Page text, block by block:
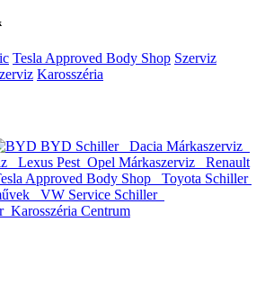
Tesla Approved Body Shop Szerviz
Karosszéria
BYD Schiller
Dacia Márkaszerviz
Lexus Pest Opel Márkaszerviz
Renault
Approved Body Shop
Toyota Schiller
VW Service Schiller
Karosszéria Centrum